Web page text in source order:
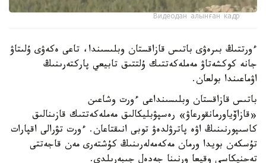
Видеодан алынған кадр
ءورتتىڭ بىرەۋى باتىس قازاقستان وبلىسىندا، تاعى ەكەۋى ۇلىتاۋ
جانە كوكشەتاۋ مەملەكەتتىك ۇلتتىق تابيعي پاركتەرىنىڭ
اۋماعىندا بولعان.
باتىس قازاقستان وبلىسىنداعى ءورت وشاعىن
«قازاۆياورمانقورعاۋ» رەسپۋبليكالىق مەملەكەتتىك قازىنالىق
كاسىپورنىنىڭ اۋە پاترۋلدەۋ توبى انىقتاعان. ءورت تۋرالى اقپارات
تۇسكەن بويدا ورمان مەكەمەلەرىنىڭ كۇشتەرى مەن قاجەتتى
تەحنيكاسى وقيعا ورنىنا جەدەل جىبەرىلدى.